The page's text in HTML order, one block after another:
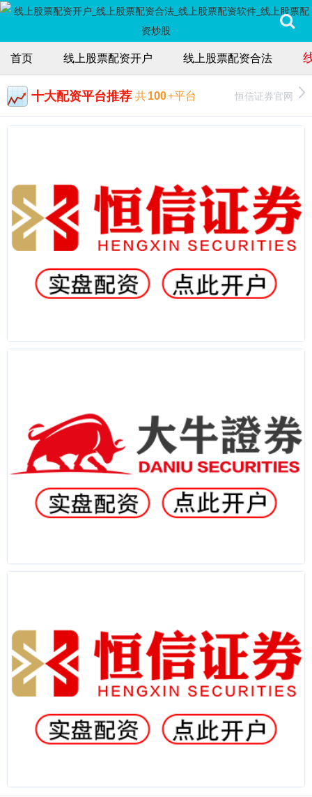
首页 线上股票配资开户 线上股票配资合法
十大配资平台推荐 共100+平台 恒信证券官网